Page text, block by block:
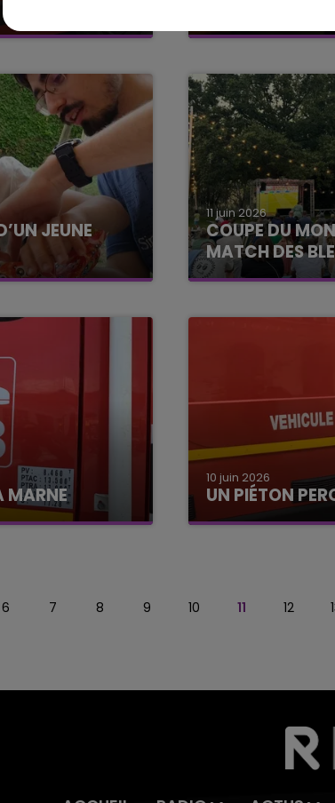
JEUNE
11 juin 2026
COUPE DU
MATCH DES
MARNE
10 juin 2026
UN PIÉTON
6 7 8 9 10 11 12